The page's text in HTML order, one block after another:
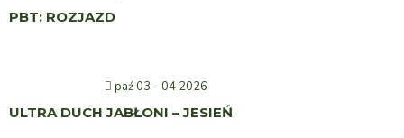
PBT: ROZJAZD
paź 03 - 04 2026
ULTRA DUCH JABŁONI – JESIEŃ